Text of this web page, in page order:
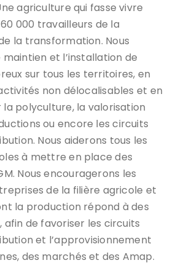
agriculture qui fasse vivre
000 travailleurs de la
la transformation. Nous
et l’installation de
sur tous les territoires, en
non délocalisables et en
la polyculture, la valorisation
ou encore les circuits
Nous aiderons tous les
à mettre en place des
Nous encouragerons les
de la filière agricole et
la production répond à des
afin de favoriser les circuits
et l’approvisionnement
des marchés et des Amap.